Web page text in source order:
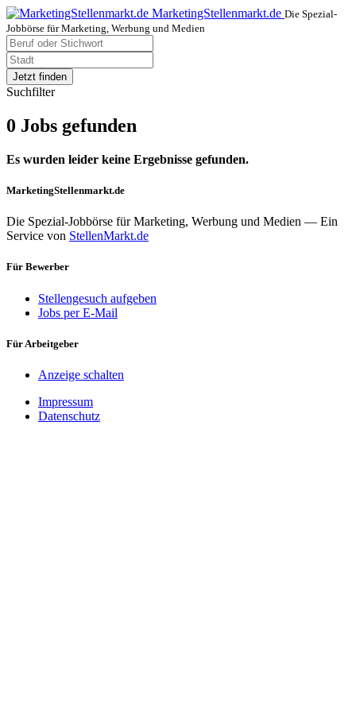
MarketingStellenmarkt.de Die Spezial-
Jobbörse für Marketing, Werbung und Medien
Jetzt finden
Suchfilter
0 Jobs gefunden
Es wurden leider keine Ergebnisse gefunden.
MarketingStellenmarkt.de
Die Spezial-Jobbörse für Marketing, Werbung und Medien — Ein
Service von StellenMarkt.de
Für Bewerber
Stellengesuch aufgeben
Jobs per E-Mail
Für Arbeitgeber
Anzeige schalten
Impressum
Datenschutz